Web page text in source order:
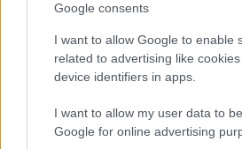
Google consents
I want to allow Google to enable
related to advertising like
device identifiers in apps.
I want to allow my user data to
Google for online advertising
VISSZATÉRT A BETEKINTŐ A